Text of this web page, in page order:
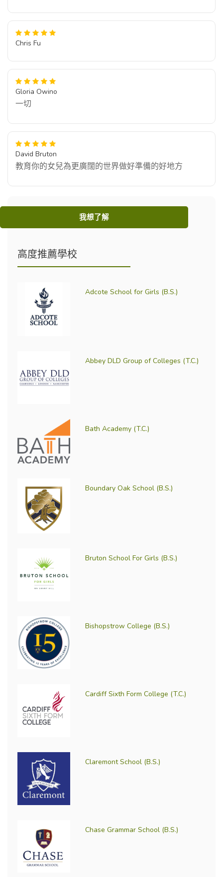
Chris Fu
Gloria Owino
一切
David Bruton
教育你的女兒為更廣闊的世界做好準備的好地方
我想了解
高度推薦學校
Adcote School for Girls (B.S.)
Abbey DLD Group of Colleges (T.C.)
Bath Academy (T.C.)
Boundary Oak School (B.S.)
Bruton School For Girls (B.S.)
Bishopstrow College (B.S.)
Cardiff Sixth Form College (T.C.)
Claremont School (B.S.)
Chase Grammar School (B.S.)